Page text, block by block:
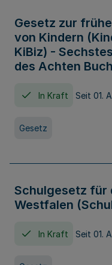
Gesetz zur
von Kindern
KiBiz) -
des Achten
In Kraft Seit 01.
Gesetz
Schulgesetz für
Westfalen
In Kraft Seit 01.